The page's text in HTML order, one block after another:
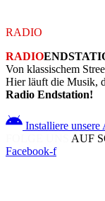
RADIO
RADIO
Von klassischem
Hier läuft die Musik,
Radio Endstation!
Installiere unsere
AUF
Facebook-f